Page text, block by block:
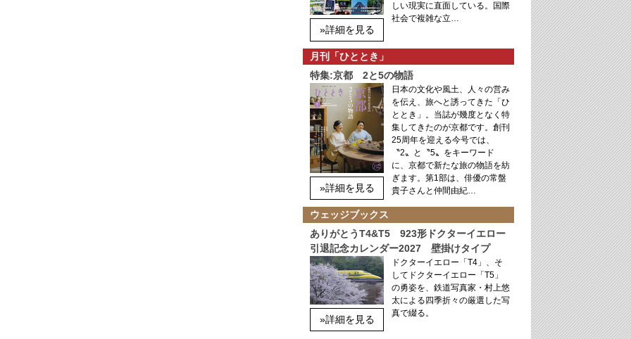
»詳細を見る
しい現実に直面している。国際
社会で複雑な立…
月刊「ひととき」
特集:京都 2と5の物語
»詳細を見る
日本の文化や風土、人々の営み
を伝え、旅へと誘ってきた「ひ
ととき」。当誌が幾度となく特
集してきたのが京都です。創刊
25周年を迎える今号では、
〝2〟と〝5〟をキーワード
に、京都で新たな旅の物語を紡
ぎます。第1部は、俳優の常盤
貴子さんと仲間由紀…
ウェッジブックス
ありがとうT4&T5 923形ドクターイエロー
引退記念カレンダー2027 壁掛けタイプ
»詳細を見る
ドクターイエロー「T4」、そ
してドクターイエロー「T5」
の勇姿を、鉄道写真家・村上悠
太による四季折々の厳選した写
真で綴る。